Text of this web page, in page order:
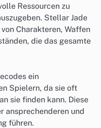
Ressourcen zu
Stellar Jade
Charakteren, Waffen
die das gesamte
ein
Spielern, da sie oft
sie finden kann. Diese
ansprechenderen und
führen.